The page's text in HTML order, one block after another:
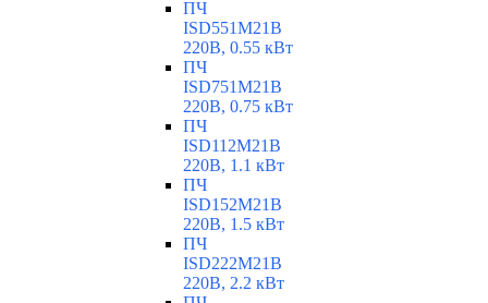
ПЧ
ISD551M21B
220В, 0.55 кВт
ПЧ
ISD751M21B
220В, 0.75 кВт
ПЧ
ISD112M21B
220В, 1.1 кВт
ПЧ
ISD152M21B
220В, 1.5 кВт
ПЧ
ISD222M21B
220В, 2.2 кВт